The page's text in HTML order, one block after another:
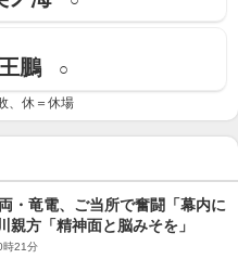
王鵬 ○
、休＝休場
・竜電、ご当所で奮闘「幕内に
方「精神面と脳みそを」
時21分